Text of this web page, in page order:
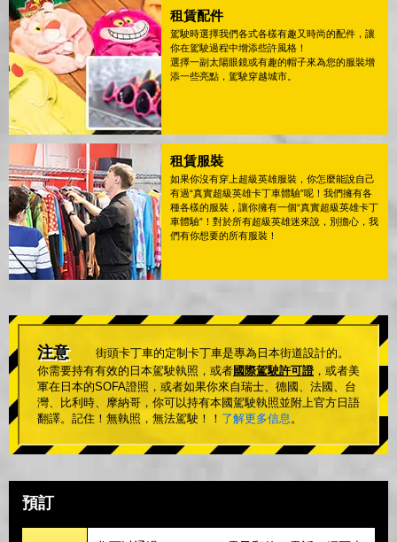
租賃配件
駕駛時選擇我們各式各樣有趣又時尚的配件，讓
你在駕駛過程中增添些許風格！
選擇一副太陽眼鏡或有趣的帽子來為您的服裝增
添一些亮點，駕駛穿越城市。
租賃服裝
如果你沒有穿上超級英雄服裝，你怎麼能說自己
有過“真實超級英雄卡丁車體驗”呢！我們擁有各
種各樣的服裝，讓你擁有一個“真實超級英雄卡丁
車體驗”！對於所有超級英雄迷來說，別擔心，我
們有你想要的所有服裝！
注意
街頭卡丁車的定制卡丁車是專為日本街道設計的。
你需要持有有效的日本駕駛執照，或者國際駕駛許可證 ，或者美
軍在日本的SOFA證照，或者如果你來自瑞士、德國、法國、台
灣、比利時、摩納哥，你可以持有本國駕駛執照並附上官方日語
翻譯。記住！無執照，無法駕駛！！ 了解更多信息。
預訂